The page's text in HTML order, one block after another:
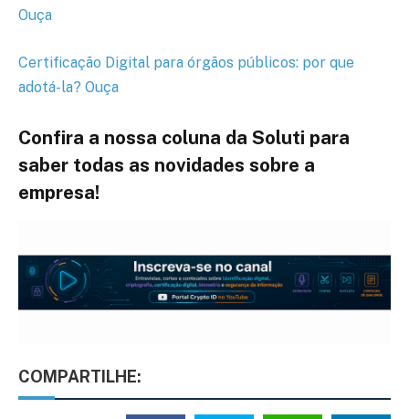
Ouça
Certificação Digital para órgãos públicos: por que
adotá-la? Ouça
Confira a nossa coluna da Soluti para
saber todas as novidades sobre a
empresa!
COMPARTILHE: